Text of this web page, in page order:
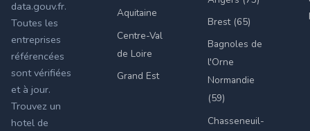
data.gouv.fr.
Toutes les
entreprises
référencées
sont vérifiées
et à jour.
Trouvez un
hotel de
Aquitaine
Centre-Val
de Loire
Grand Est
Brest (65)
Bagnoles de
l'Orne
Normandie
(59)
Chasseneuil-